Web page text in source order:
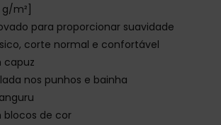
m²]
para proporcionar suavidade
corte normal e confortável
capuz
nos punhos e bainha
blocos de cor